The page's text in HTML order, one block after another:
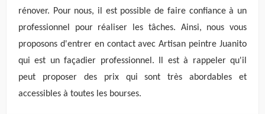
rénover. Pour nous, il est possible de faire confiance à un
professionnel pour réaliser les tâches. Ainsi, nous vous
proposons d'entrer en contact avec Artisan peintre Juanito
qui est un façadier professionnel. Il est à rappeler qu'il
peut proposer des prix qui sont très abordables et
accessibles à toutes les bourses.